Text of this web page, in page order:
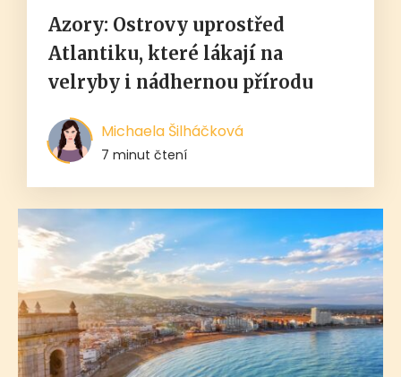
Azory: Ostrovy uprostřed
Atlantiku, které lákají na
velryby i nádhernou přírodu
Michaela Šilháčková
7 minut čtení